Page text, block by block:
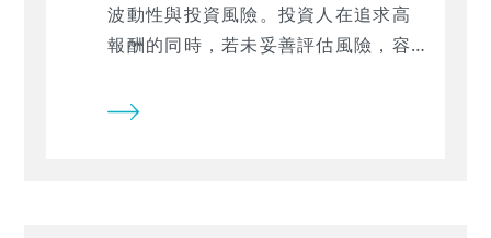
波動性與投資風險。投資人在追求高
報酬的同時，若未妥善評估風險，容
量與控管高科技股的下跌風險，成為